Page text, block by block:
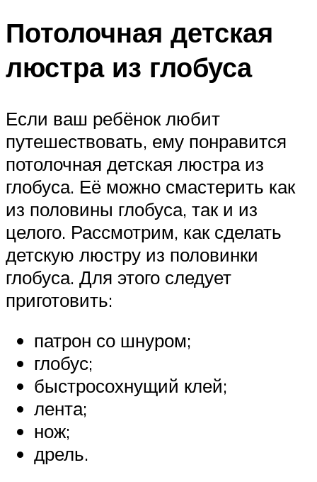
Потолочная детская
люстра из глобуса
Если ваш ребёнок любит
путешествовать, ему понравится
потолочная детская люстра из
глобуса. Её можно смастерить как
из половины глобуса, так и из
целого. Рассмотрим, как сделать
детскую люстру из половинки
глобуса. Для этого следует
приготовить:
патрон со шнуром;
глобус;
быстросохнущий клей;
лента;
нож;
дрель.